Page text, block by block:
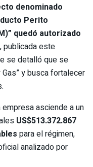
denominado
Perito
quedó autorizado
, publicada este
se detalló que se
y busca fortalecer
asciende a un
US$513.372.867
para el régimen,
analizado por